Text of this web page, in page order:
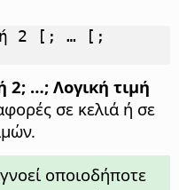
2 [; … [;
2; …; Λογική τιμή
σε κελιά ή σε
οποιοδήποτε